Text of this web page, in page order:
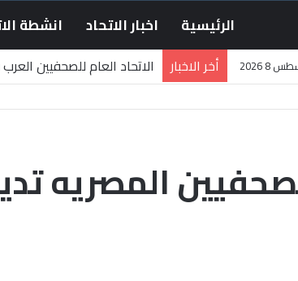
الرئيسية اخبار الاتحاد انشطة
2026 أخر الاخبار
الاتحاد العام للصحفيين
المصريه